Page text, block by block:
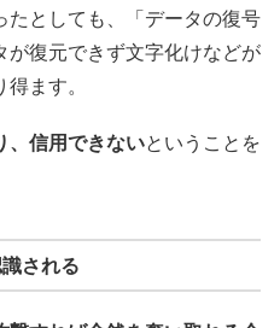
としても、「データの復号
が復元できず文字化けなどが
ます。
、信用できないということを
される